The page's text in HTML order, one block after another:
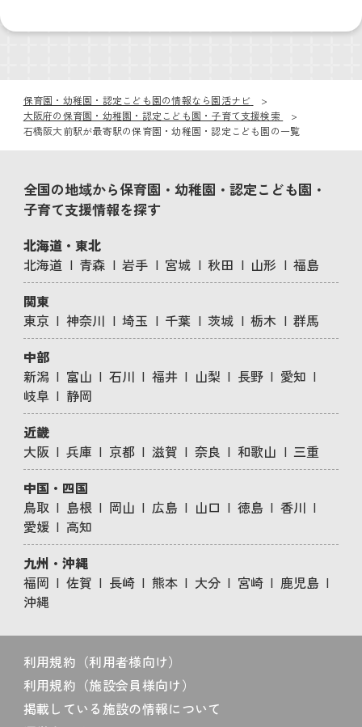
保育園・幼稚園・認定こども園の情報なら園活ナビ
大阪府の保育園・幼稚園・認定こども園・子育て支援検索
石橋阪大前駅が最寄駅の保育園・幼稚園・認定こども園の一覧
全国の地域から保育園・幼稚園・認定こども園・
子育て支援情報を探す
北海道・東北
北海道
青森 岩手 宮城 秋田 山形
福島
関東
東京
神奈川 埼玉 千葉 茨城 栃木
群馬
中部
新潟
富山 石川 福井 山梨 長野
愛知
岐阜
静岡
近畿
大阪
兵庫 京都 滋賀 奈良 和歌山
三重
中国・四国
鳥取
島根 岡山 広島 山口 徳島
香川
愛媛
高知
九州・沖縄
福岡
佐賀 長崎 熊本 大分 宮崎
鹿児島
沖縄
利用規約（利用者様向け）
利用規約（施設会員様向け）
掲載している施設の情報について